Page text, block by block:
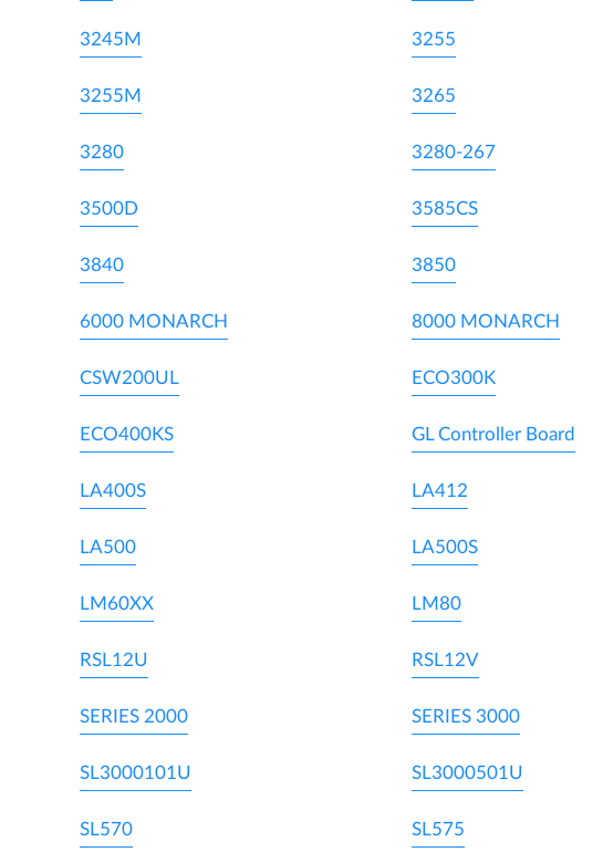
3245M 3255
3255M 3265
3280 3280-267
3500D 3585CS
3840 3850
6000 MONARCH 8000 MONARCH
CSW200UL ECO300K
ECO400KS GL Controller Board
LA400S LA412
LA500 LA500S
LM60XX LM80
RSL12U RSL12V
SERIES 2000 SERIES 3000
SL3000101U SL3000501U
SL570 SL575